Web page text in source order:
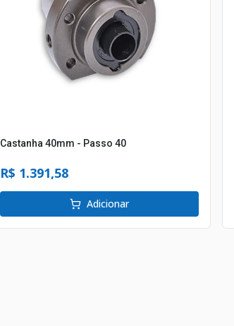
Castanha 40mm - Passo 40
R$ 1.391,58
Adicionar